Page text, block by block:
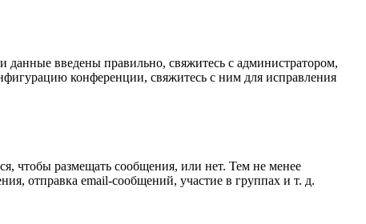
данные введены правильно, свяжитесь с администратором,
конференции, свяжитесь с ним для исправления
чтобы размещать сообщения, или нет. Тем не менее
отправка email-сообщений, участие в группах и т. д.